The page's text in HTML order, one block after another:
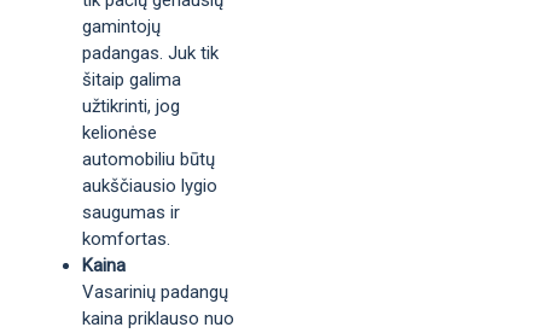
gamintojų
padangas. Juk tik
šitaip galima
užtikrinti, jog
kelionėse
automobiliu būtų
aukščiausio lygio
saugumas ir
komfortas.
Kaina
Vasarinių padangų
kaina priklauso nuo